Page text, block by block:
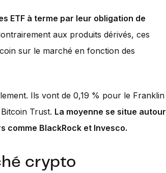
ETF à terme par leur obligation de
aux produits dérivés, ces
sur le marché en fonction des
Ils vont de 0,19 % pour le Franklin
Trust. La moyenne se situe autour
comme BlackRock et Invesco.
crypto